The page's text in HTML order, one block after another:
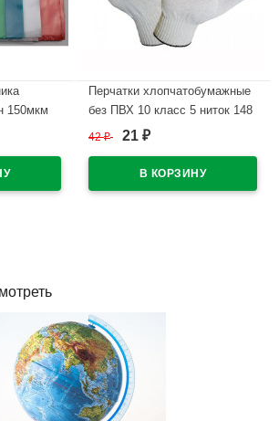
150мкм
У 245
Перчатки хлопчатобумажные
без ПВХ 10 класс 5 ниток 148
42₽ 21 ₽